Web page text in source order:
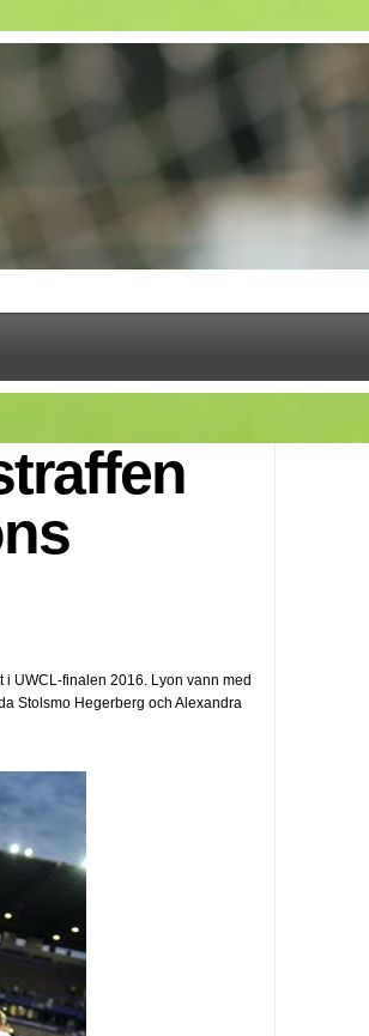
i UWCL-finalen 2016. Lyon vann med
Stolsmo Hegerberg och Alexandra